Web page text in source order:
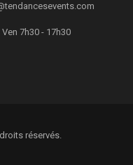
Ven 7h30 - 17h30
réservés.